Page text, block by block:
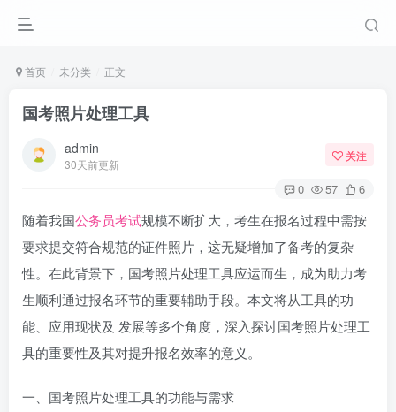
首页 未分类 正文
国考照片处理工具
admin
30天前更新
关注
0 57 6
随着我国公务员考试规模不断扩大，考生在报名过程中需按
要求提交符合规范的证件照片，这无疑增加了备考的复杂
性。在此背景下，国考照片处理工具应运而生，成为助力考
生顺利通过报名环节的重要辅助手段。本文将从工具的功
能、应用现状及 发展等多个角度，深入探讨国考照片处理工
具的重要性及其对提升报名效率的意义。
一、国考照片处理工具的功能与需求